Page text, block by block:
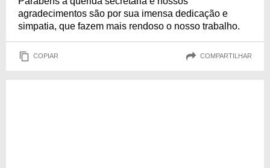
agradecimentos são por sua imensa dedicação e
simpatia, que fazem mais rendoso o nosso trabalho.
COPIAR COMPARTILHAR